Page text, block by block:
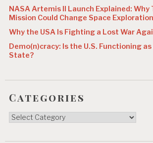
NASA Artemis II Launch Explained: Why
Mission Could Change Space
Why the USA Is Fighting a Lost War
Demo(n)cracy: Is the U.S. Functioning
State?
Categories
Categories